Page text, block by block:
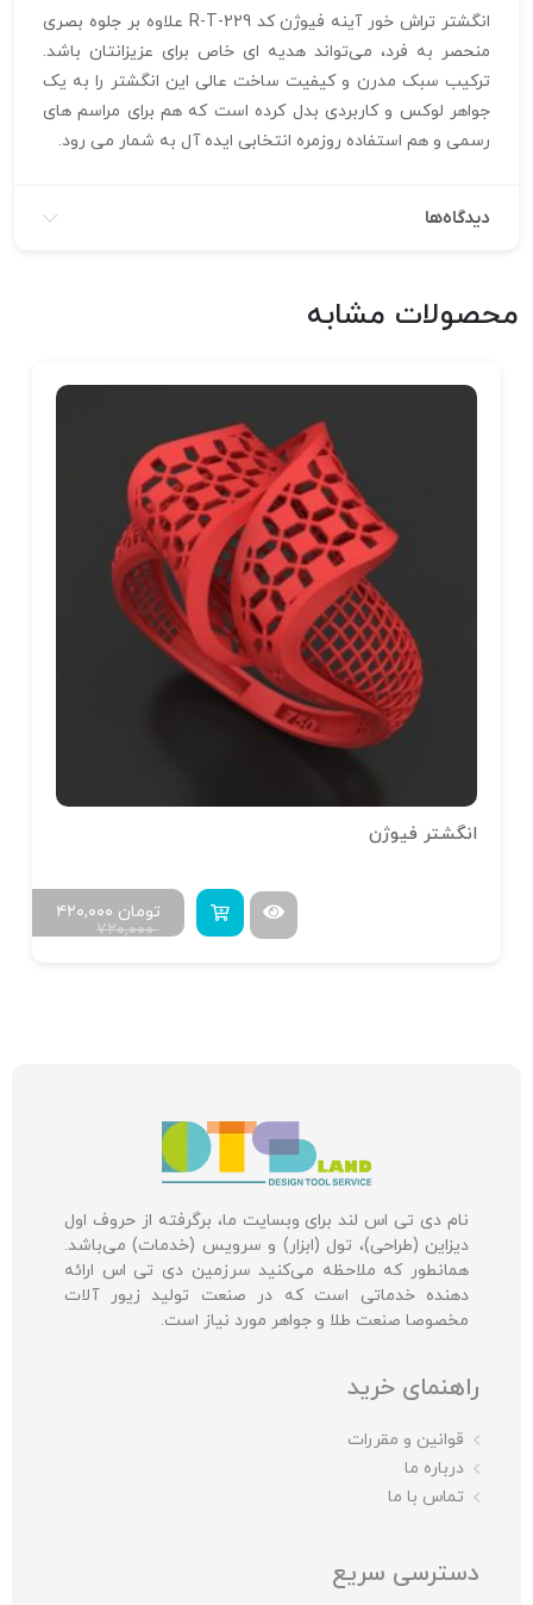
انگشتر تراش خور آینه فیوژن کد R-T-229 علاوه بر جلوه بصری
منحصر به‌ فرد، می‌تواند هدیه‌ ای خاص برای عزیزانتان باشد.
ترکیب سبک مدرن و کیفیت ساخت عالی این انگشتر را به یک
جواهر لوکس و کاربردی بدل کرده است که هم برای مراسم‌ های
رسمی و هم استفاده روزمره انتخابی ایده‌ آل به شمار می‌ رود.
دیدگاه‌ها
محصولات مشابه
انگشتر فلاور کد 01
۲۸۸,۰۰۰تومان
نام دی تی اس لند برای وبسایت ما، برگرفته از حروف اول
دیزاین (طراحی)، تول (ابزار) و سرویس (خدمات) می‌باشد.
همانطور که ملاحظه می‌کنید سرزمین دی تی اس ارائه
دهنده خدماتی است که در صنعت تولید زیور آلات
مخصوصا صنعت طلا و جواهر مورد نیاز است.
راهنمای خرید
قوانین و مقررات
درباره ما
تماس با ما
دسترسی سریع